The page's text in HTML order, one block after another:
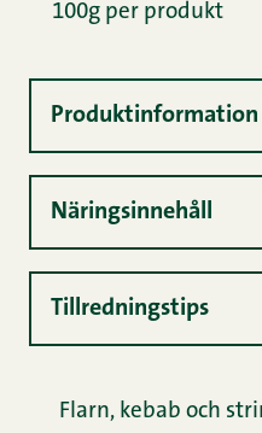
100g per produkt
Produktinformation
Näringsinnehåll
Tillredningstips
Flarn, kebab och